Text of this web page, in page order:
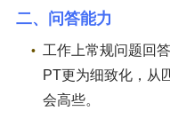
二、问答能力
工作上常规问题回
PT更为细致化，从
会高些。